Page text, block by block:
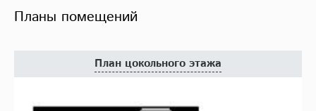
Планы помещений
План цокольного этажа